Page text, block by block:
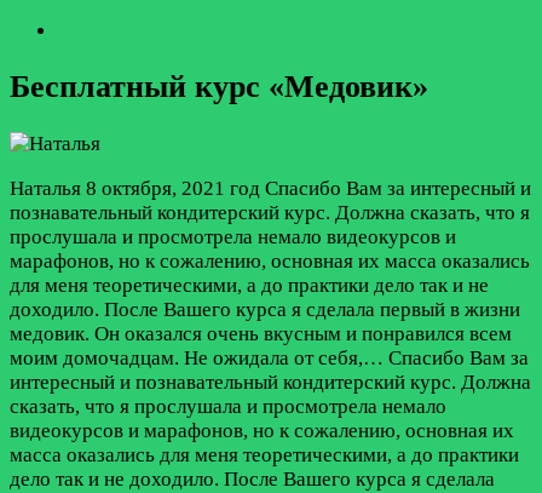
Бесплатный курс «Медовик»
Наталья 8 октября, 2021 год Спасибо Вам за интересный и
познавательный кондитерский курс. Должна сказать, что я
прослушала и просмотрела немало видеокурсов и
марафонов, но к сожалению, основная их масса оказались
для меня теоретическими, а до практики дело так и не
доходило. После Вашего курса я сделала первый в жизни
медовик. Он оказался очень вкусным и понравился всем
моим домочадцам. Не ожидала от себя,… Спасибо Вам за
интересный и познавательный кондитерский курс. Должна
сказать, что я прослушала и просмотрела немало
видеокурсов и марафонов, но к сожалению, основная их
масса оказались для меня теоретическими, а до практики
дело так и не доходило. После Вашего курса я сделала